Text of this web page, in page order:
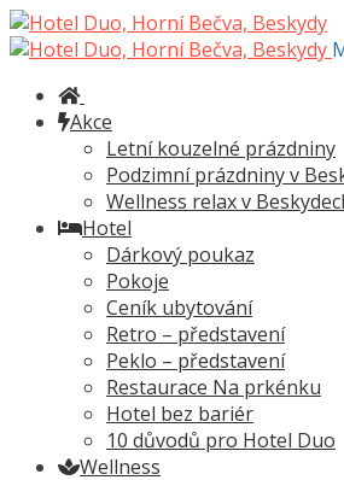
Přeskočit
na
Přejít
k
webu
Akce
Letní kouzelné prázdniny
Podzimní prázdniny v
Wellness relax v
Hotel
Dárkový poukaz
Pokoje
Ceník ubytování
Retro – představení
Peklo – představení
Restaurace Na prkénku
Hotel bez bariér
10 důvodů pro Hotel Duo
Wellness